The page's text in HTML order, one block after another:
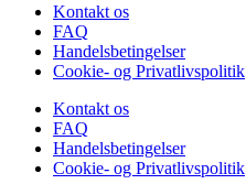
Kontakt os
FAQ
Handelsbetingelser
Cookie- og Privatlivspolitik
Kontakt os
FAQ
Handelsbetingelser
Cookie- og Privatlivspolitik